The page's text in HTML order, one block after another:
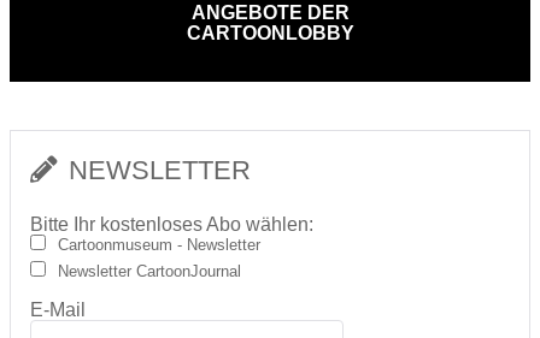
ANGEBOTE DER
CARTOONLOBBY
NEWSLETTER
Bitte Ihr kostenloses Abo wählen:
Cartoonmuseum - Newsletter
Newsletter CartoonJournal
E-Mail